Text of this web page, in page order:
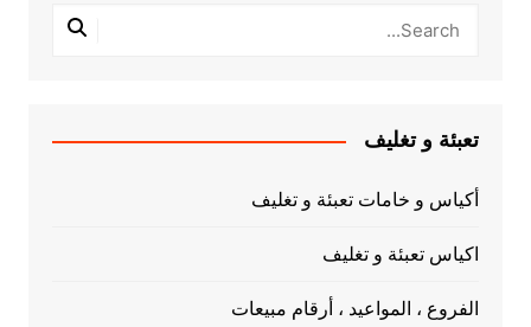
تعبئة و تغليف
أكياس و خامات تعبئة و تغليف
اكياس تعبئة و تغليف
الفروع ، المواعيد ، أرقام مبيعات